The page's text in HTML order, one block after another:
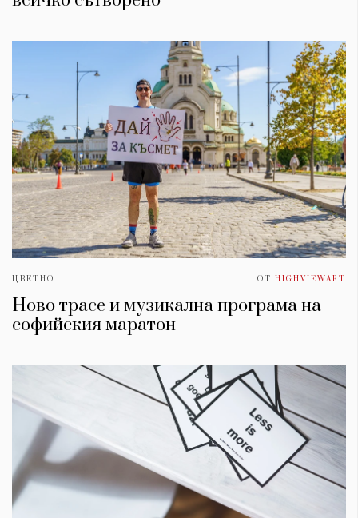
ЦВЕТНО ОТ HIGHVIEWART
Ново трасе и музикална програма на
софийския маратон